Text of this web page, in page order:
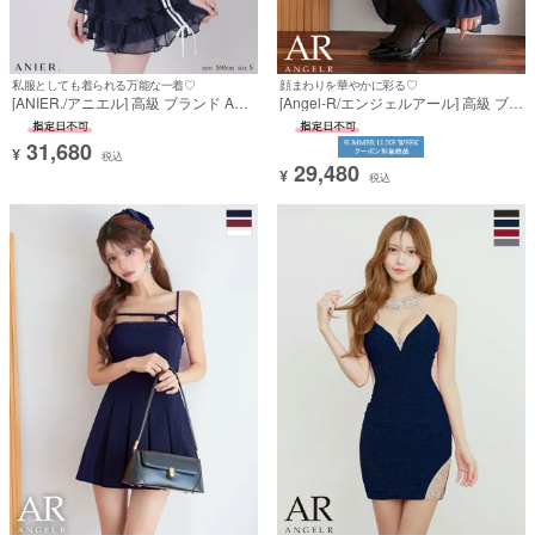
私服としても着られる万能な一着♡
[ANIER./アニエル] 高級 ブランド Aラ
インミニドレス セットアップ リボン
ベアトップ スポーツミックスデザイ
ン ３段フリル バイカラー サテン シフ
¥ 31,680 税込
顔まわりを華やかに彩る♡
[Angel-R/エンジェルアール] 高級 ブラ
ンド ワンピース Aライン ミニドレス
長袖 オフショルダー シンプル 肩出し
パフスリーブ 2way フリル フェミニ
ン
¥ 29,480 税込